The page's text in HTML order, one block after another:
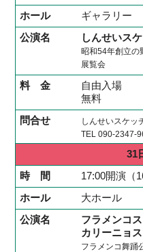
ギャラリー
しんせいス
昭和54年創立の
展覧会
自由入場
無料
しんせいスケッ
TEL 090-2347-
31
17:00開演（
大ホール
フラメンコ
カリーニョ
フラメンコ舞踊